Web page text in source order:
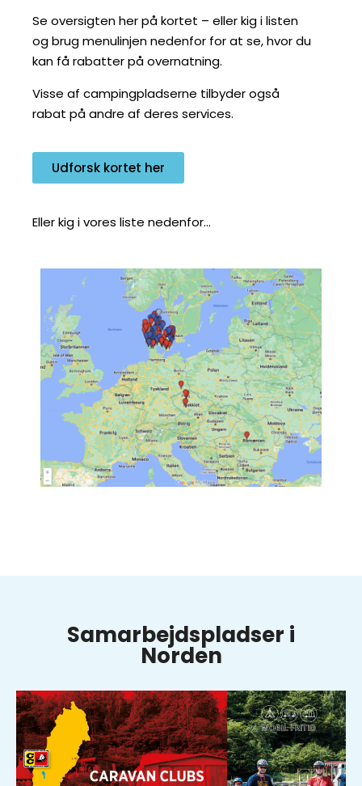
Se oversigten her på kortet – eller kig i listen
og brug menulinjen nedenfor for at se, hvor du
kan få rabatter på overnatning.
Visse af campingpladserne tilbyder også
rabat på andre af deres services.
Udforsk kortet her
Eller kig i vores liste nedenfor…
Samarbejdspladser i
Norden